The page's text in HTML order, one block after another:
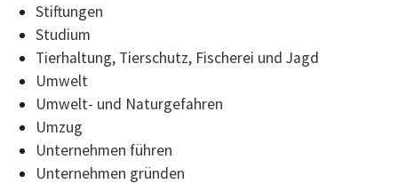
Stiftungen
Studium
Tierhaltung, Tierschutz, Fischerei und Jagd
Umwelt
Umwelt- und Naturgefahren
Umzug
Unternehmen führen
Unternehmen gründen